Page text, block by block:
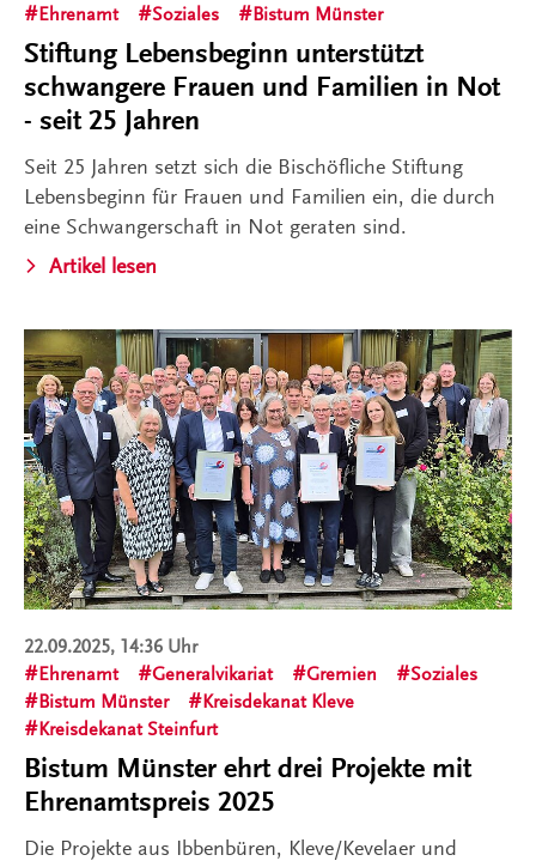
Ehrenamt
Soziales Bistum Münster
Stiftung Lebensbeginn unterstützt
schwangere Frauen und Familien in Not
- seit 25 Jahren
Seit 25 Jahren setzt sich die Bischöfliche Stiftung
Lebensbeginn für Frauen und Familien ein, die durch
eine Schwangerschaft in Not geraten sind.
Artikel lesen
22.09.2025, 14:36 Uhr
Ehrenamt
Generalvikariat Gremien
Soziales
Bistum Münster
Kreisdekanat Kleve
Kreisdekanat Steinfurt
Bistum Münster ehrt drei Projekte mit
Ehrenamtspreis 2025
Die Projekte aus Ibbenbüren, Kleve/Kevelaer und